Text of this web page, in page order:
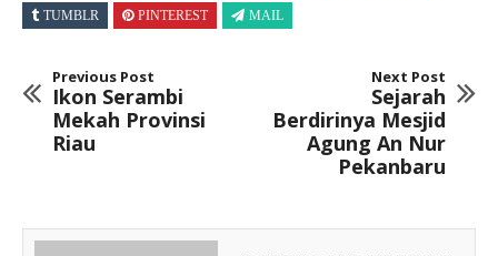
TUMBLR
PINTEREST MAIL
Previous Post
Ikon Serambi
Mekah Provinsi
Riau
Next Post
Sejarah
Berdirinya Mesjid
Agung An Nur
Pekanbaru